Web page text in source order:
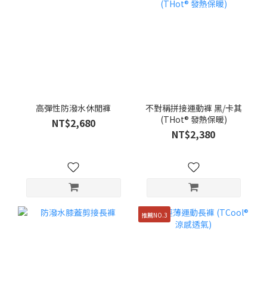
高彈性防潑水休閒褲
NT$2,680
不對稱拼接運動褲 黑/卡其
(THot® 發熱保暖)
NT$2,380
推薦NO.3